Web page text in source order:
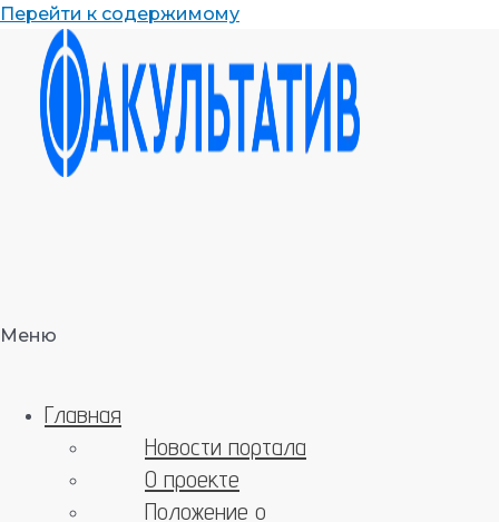
Перейти к содержимому
Меню
Главная
Новости портала
О проекте
Положение о